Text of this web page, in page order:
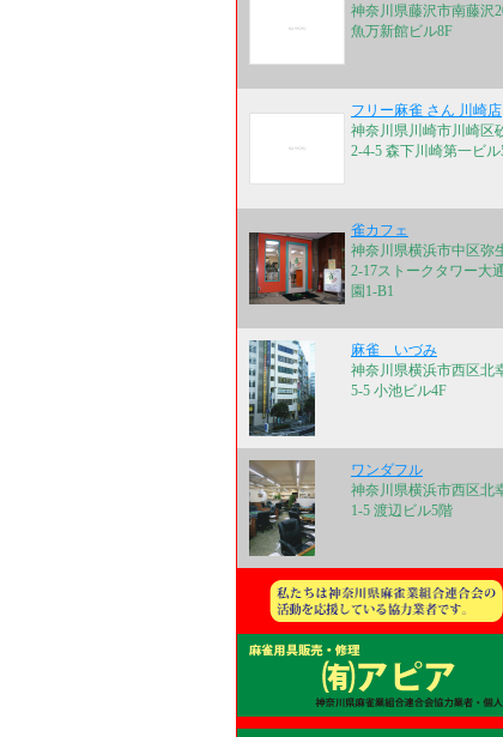
神奈川県藤沢市南藤沢
魚万新館ビル8F
フリー麻雀 さん 川崎店
神奈川県川崎市川崎区
2-4-5 森下川崎第一ビル
雀カフェ
神奈川県横浜市中区弥
2-17ストークタワー大
園1-B1
麻雀 いづみ
神奈川県横浜市西区北
5-5 小池ビル4F
ワンダフル
神奈川県横浜市西区北
1-5 渡辺ビル5階